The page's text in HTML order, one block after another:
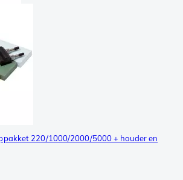
220/1000/2000/5000 + houder en